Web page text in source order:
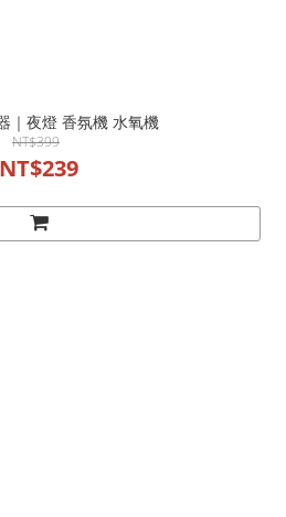
｜夜燈 香氛機 水氧機
NT$399
NT$239